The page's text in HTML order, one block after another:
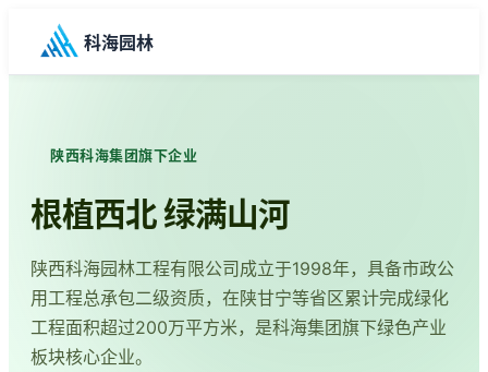
科海园林
陕西科海集团旗下企业
根植西北 绿满山河
陕西科海园林工程有限公司成立于1998年，具备市政公
用工程总承包二级资质，在陕甘宁等省区累计完成绿化
工程面积超过200万平方米，是科海集团旗下绿色产业
板块核心企业。